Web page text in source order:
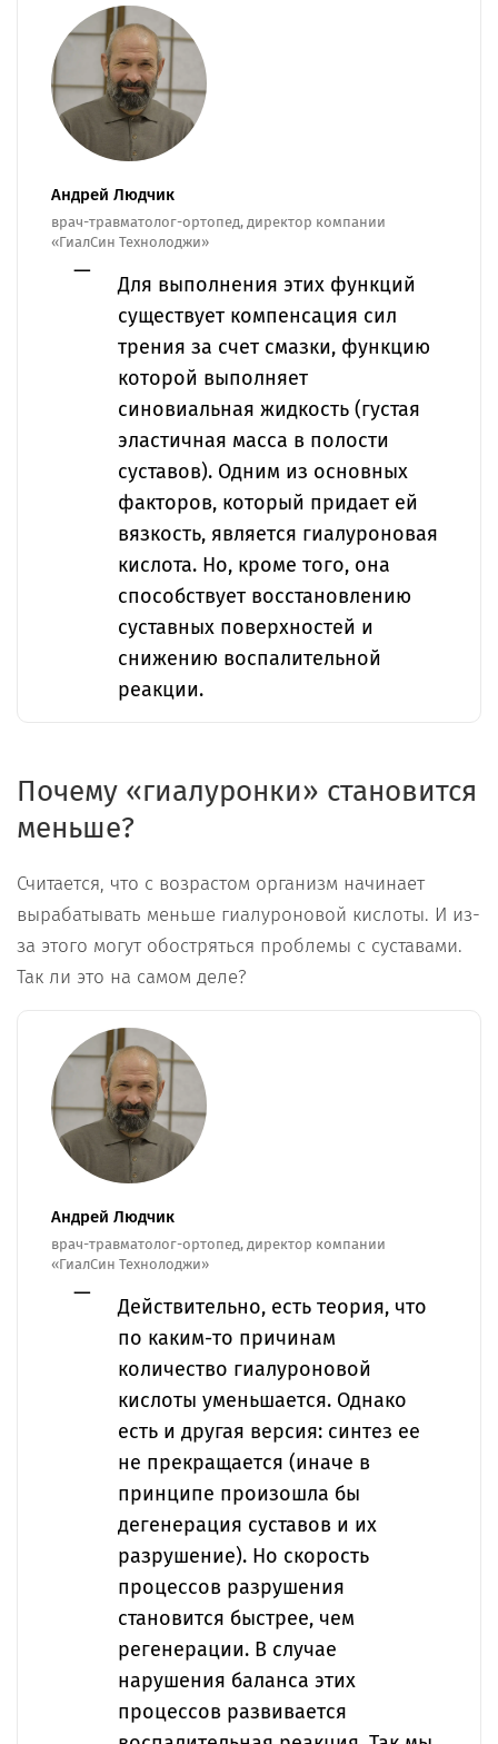
Андрей Людчик
врач-травматолог-ортопед, директор компании
«ГиалСин Технолоджи»
Для выполнения этих функций
существует компенсация сил
трения за счет смазки, функцию
которой выполняет
синовиальная жидкость (густая
эластичная масса в полости
суставов). Одним из основных
факторов, который придает ей
вязкость, является гиалуроновая
кислота. Но, кроме того, она
способствует восстановлению
суставных поверхностей и
снижению воспалительной
реакции.
Почему «гиалуронки» становится
меньше?
Считается, что с возрастом организм начинает
вырабатывать меньше гиалуроновой кислоты. И из-
за этого могут обостряться проблемы с суставами.
Так ли это на самом деле?
Андрей Людчик
врач-травматолог-ортопед, директор компании
«ГиалСин Технолоджи»
Действительно, есть теория, что
по каким-то причинам
количество гиалуроновой
кислоты уменьшается. Однако
есть и другая версия: синтез ее
не прекращается (иначе в
принципе произошла бы
дегенерация суставов и их
разрушение). Но скорость
процессов разрушения
становится быстрее, чем
регенерации. В случае
нарушения баланса этих
процессов развивается